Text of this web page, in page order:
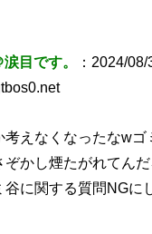
目です。
：2024/
考えなくなったなwゴ
ぞかし煙たがれてん
谷に関する質問NGに